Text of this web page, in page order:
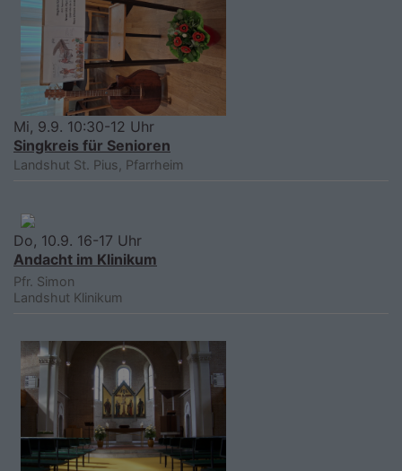
Mi, 9.9. 10:30-12 Uhr
Singkreis für Senioren
Landshut St. Pius, Pfarrheim
Do, 10.9. 16-17 Uhr
Andacht im Klinikum
Pfr. Simon
Landshut Klinikum